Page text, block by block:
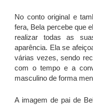
No conto original e
fera, Bela percebe que
realizar todas as
aparência. Ela se
várias vezes, sendo
com o tempo e a
masculino de forma
A imagem de pai de